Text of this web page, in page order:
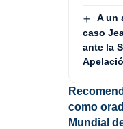
A un
caso
ante la
como
Mundial